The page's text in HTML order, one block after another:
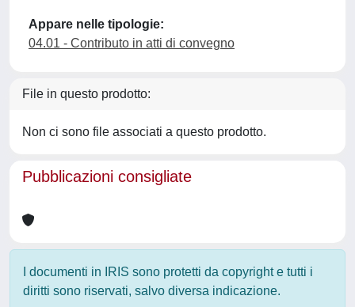
Appare nelle tipologie:
04.01 - Contributo in atti di convegno
File in questo prodotto:
Non ci sono file associati a questo prodotto.
Pubblicazioni consigliate
I documenti in IRIS sono protetti da copyright e tutti i
diritti sono riservati, salvo diversa indicazione.